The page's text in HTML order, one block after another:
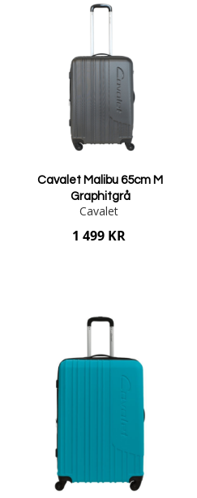
Cavalet Malibu 65cm M
Graphitgrå
Cavalet
1 499 KR